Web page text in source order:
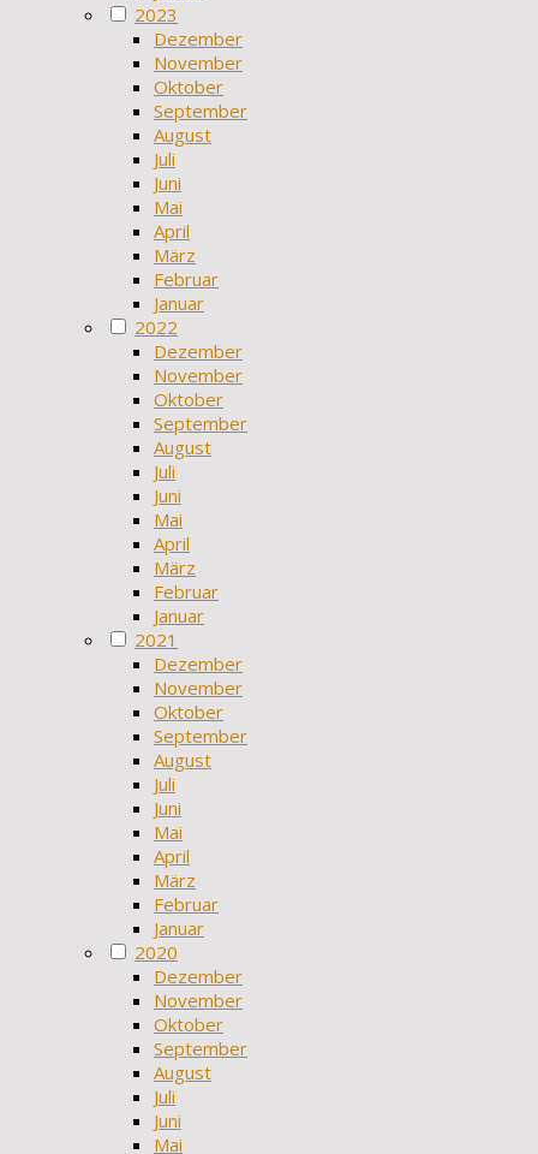
2023
Dezember
November
Oktober
September
August
Juli
Juni
Mai
April
März
Februar
Januar
2022
Dezember
November
Oktober
September
August
Juli
Juni
Mai
April
März
Februar
Januar
2021
Dezember
November
Oktober
September
August
Juli
Juni
Mai
April
März
Februar
Januar
2020
Dezember
November
Oktober
September
August
Juli
Juni
Mai